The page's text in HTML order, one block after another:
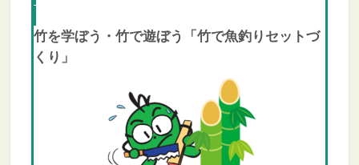
竹を学ぼう・竹で遊ぼう「竹で魚釣りセットづ
くり」